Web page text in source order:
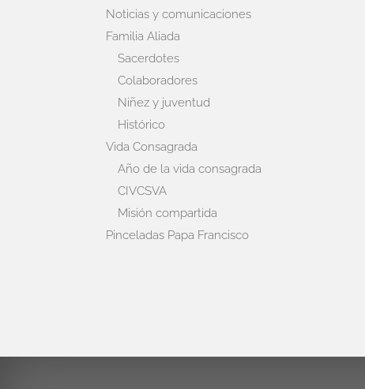
Noticias y comunicaciones
Familia Aliada
Sacerdotes
Colaboradores
Niñez y juventud
Histórico
Vida Consagrada
Año de la vida consagrada
CIVCSVA
Misión compartida
Pinceladas Papa Francisco